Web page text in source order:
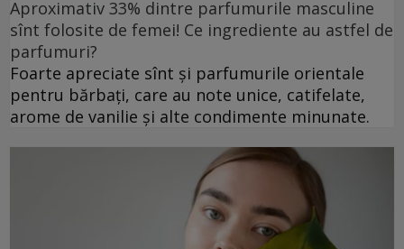
Aproximativ 33% dintre parfumurile masculine
sînt folosite de femei! Ce ingrediente au astfel de
parfumuri?
Foarte apreciate sînt și parfumurile orientale
pentru bărbați, care au note unice, catifelate,
arome de vanilie și alte condimente minunate.